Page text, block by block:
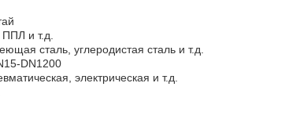
и т.д.
сталь, углеродистая сталь и т.д.
DN1200
электрическая и т.д.